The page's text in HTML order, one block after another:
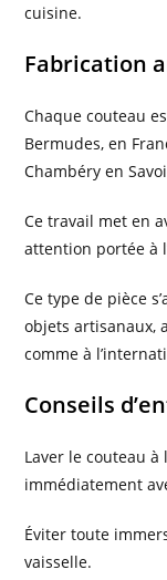
cuisine.
Fabrication
Chaque couteau
Bermudes, en
Chambéry en
Ce travail met en
attention portée à
Ce type de pièce
objets artisanaux,
comme à
Conseils
Laver le couteau
immédiatement
Éviter toute
vaisselle.